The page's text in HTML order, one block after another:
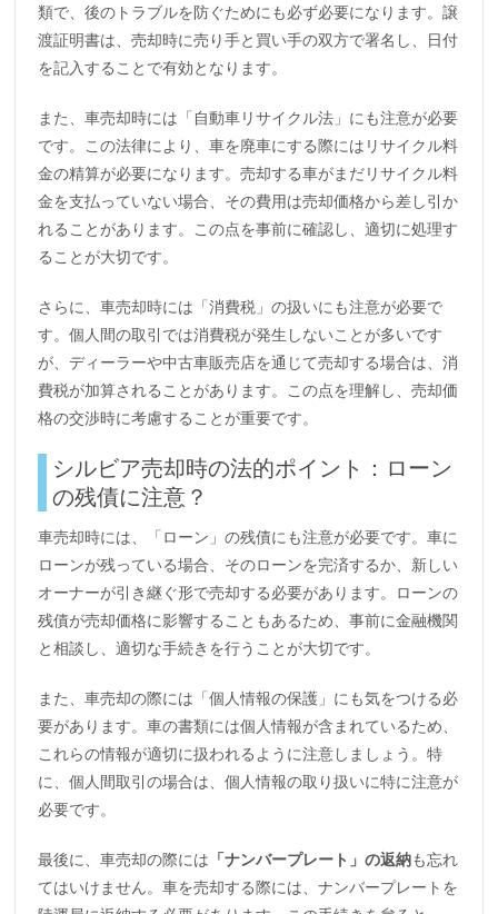
類で、後のトラブルを防ぐためにも必ず必要になります。譲
渡証明書は、売却時に売り手と買い手の双方で署名し、日付
を記入することで有効となります。
また、車売却時には「自動車リサイクル法」にも注意が必要
です。この法律により、車を廃車にする際にはリサイクル料
金の精算が必要になります。売却する車がまだリサイクル料
金を支払っていない場合、その費用は売却価格から差し引か
れることがあります。この点を事前に確認し、適切に処理す
ることが大切です。
さらに、車売却時には「消費税」の扱いにも注意が必要で
す。個人間の取引では消費税が発生しないことが多いです
が、ディーラーや中古車販売店を通じて売却する場合は、消
費税が加算されることがあります。この点を理解し、売却価
格の交渉時に考慮することが重要です。
シルビア売却時の法的ポイント：ローン
の残債に注意？
車売却時には、「ローン」の残債にも注意が必要です。車に
ローンが残っている場合、そのローンを完済するか、新しい
オーナーが引き継ぐ形で売却する必要があります。ローンの
残債が売却価格に影響することもあるため、事前に金融機関
と相談し、適切な手続きを行うことが大切です。
また、車売却の際には「個人情報の保護」にも気をつける必
要があります。車の書類には個人情報が含まれているため、
これらの情報が適切に扱われるように注意しましょう。特
に、個人間取引の場合は、個人情報の取り扱いに特に注意が
必要です。
最後に、車売却の際には 「ナンバープレート」の返納も忘れ
てはいけません。車を売却する際には、ナンバープレートを